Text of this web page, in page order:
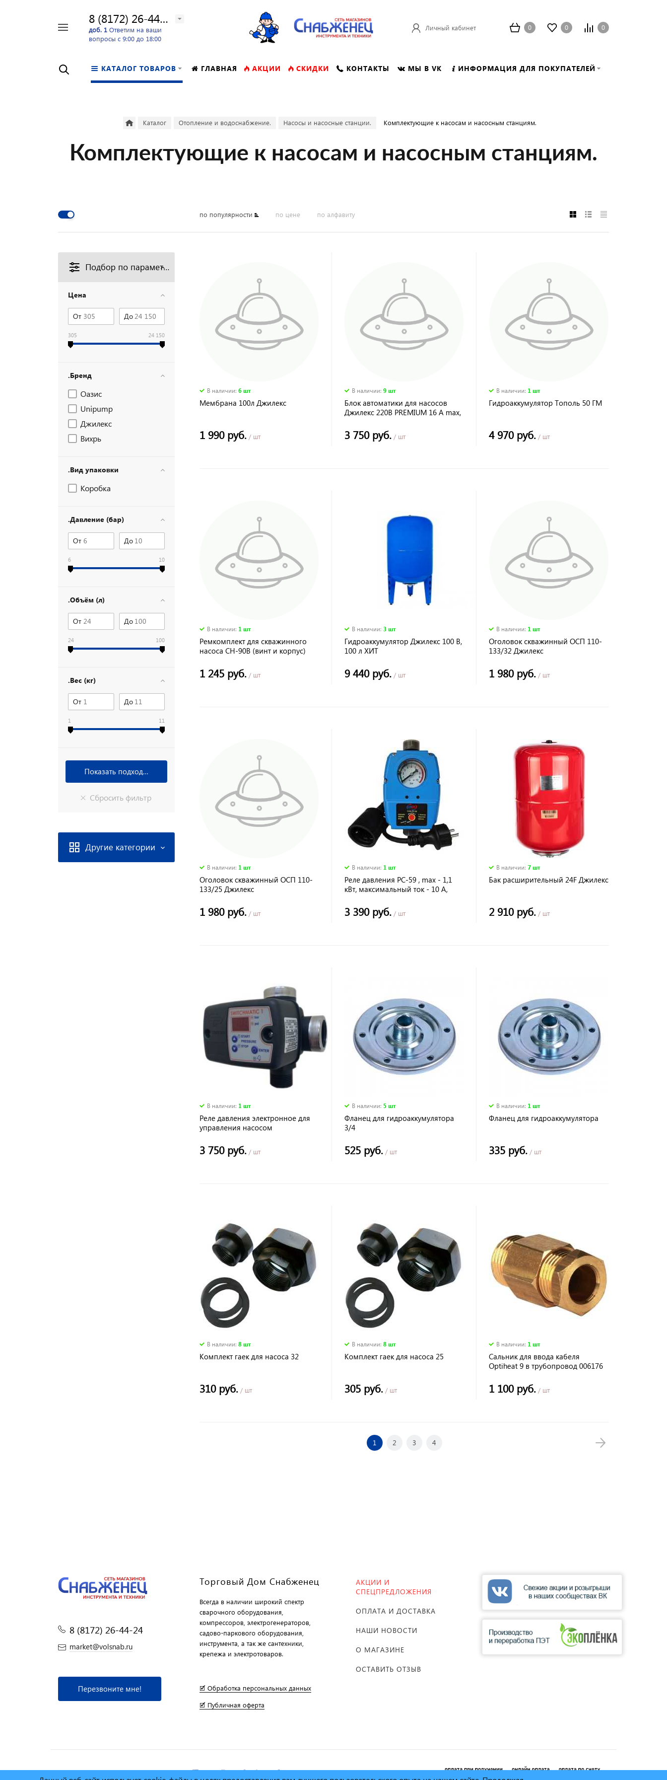
8 (8172) 26-44-24
доб. 1 Ответим на ваши
вопросы с 9:00 до 18:00
Личный кабинет 0 0 0
КАТАЛОГ ТОВАРОВ ГЛАВНАЯ АКЦИИ СКИДКИ КОНТАКТЫ МЫ В VK ИНФОРМАЦИЯ ДЛЯ ПОКУПАТЕЛЕЙ
Каталог Отопление и водоснабжение. Насосы и насосные станции. Комплектующие к насосам и насосным станциям.
Комплектующие к насосам и насосным станциям.
по популярности по цене по алфавиту
Подбор по параметрам
Цена
От До
305 24 150
.Бренд
Оазис
Unipump
Джилекс
Вихрь
.Вид упаковки
Коробка
.Давление (бар)
От До
6 10
.Объём (л)
От До
24 100
.Вес (кг)
От До
1 11
Другие категории
В наличии: 6 шт
Мембрана 100л Джилекс
1 990 руб. / шт
В наличии: 9 шт
Блок автоматики для насосов
Джилекс 220В PREMIUM 16 A max,
3 750 руб./ шт
В наличии: 1 шт
Гидроаккумулятор Тополь 50 ГМ
4 970 руб. / шт
В наличии: 1 шт
Ремкомплект для скважинного
насоса СН-90В (винт и корпус)
1 245 руб. / шт
В наличии: 3 шт
Гидроаккумулятор Джилекс 100 В,
100 л ХИТ
9 440 руб./ шт
В наличии: 1 шт
Оголовок скважинный ОСП 110-
133/32 Джилекс
1 980 руб. / шт
В наличии: 1 шт
Оголовок скважинный ОСП 110-
133/25 Джилекс
1 980 руб. / шт
В наличии: 1 шт
Реле давления РС-59 , max - 1,1
кВт, максимальный ток - 10 А,
3 390 руб./ шт
В наличии:7 шт
Бак расширительный 24F Джилекс
2 910 руб. / шт
В наличии: 1 шт
Реле давления электронное для
управления насосом
COELBO
3 750 руб. / шт
В наличии: 5 шт
Фланец для гидроаккумулятора
3/4
525 руб./ шт
В наличии: 1 шт
Фланец для гидроаккумулятора
335 руб. / шт
В наличии: 8 шт
Комплект гаек для насоса 32
310 руб. / шт
В наличии: 8 шт
Комплект гаек для насоса 25
305 руб./ шт
В наличии: 1 шт
Сальник для ввода кабеля
Optiheat 9 в трубопровод 006176
1 100 руб. / шт
1 2 3 4
8 (8172) 26-44-24
market@volsnab.ru
Перезвоните мне!
Торговый Дом Снабженец
Всегда в наличии широкий спектр
сварочного оборудования,
компрессоров, электрогенераторов,
садово-паркового оборудования,
инструмента, а так же сантехники,
крепежа и электротоваров.
🗹 Обработка персональных данных
🗹 Публичная оферта
АКЦИИ И
СПЕЦПРЕДЛОЖЕНИЯ
ОПЛАТА И ДОСТАВКА
НАШИ НОВОСТИ
О МАГАЗИНЕ
ОСТАВИТЬ ОТЗЫВ
© Сеть магазинов инструмента и техники"Торговый дом Снабженец"1995г. -